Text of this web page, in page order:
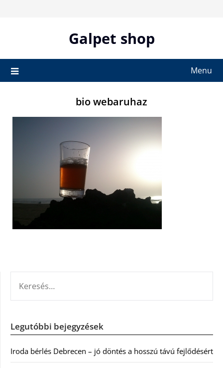
Galpet shop
Menu
bio webaruhaz
Legutóbbi bejegyzések
Iroda bérlés Debrecen – jó döntés a hosszú távú fejlődésért